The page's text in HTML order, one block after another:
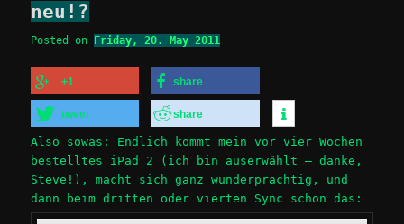
neu!?
Posted on Friday, 20. May 2011
+1 share
tweet share
Also sowas: Endlich kommt mein vor vier Wochen
bestelltes iPad 2 (ich bin auserwählt – danke,
Steve!), macht sich ganz wunderprächtig, und
dann beim dritten oder vierten Sync schon das: